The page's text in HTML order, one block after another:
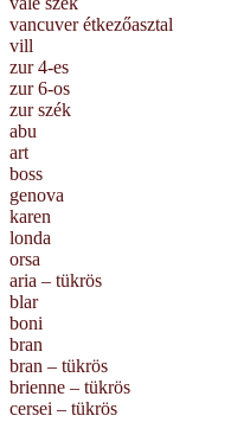
vancuver étkezőasztal
vill
zur 4-es
zur 6-os
zur szék
abu
art
boss
genova
karen
londa
orsa
aria – tükrös
blar
boni
bran
bran – tükrös
brienne – tükrös
cersei – tükrös